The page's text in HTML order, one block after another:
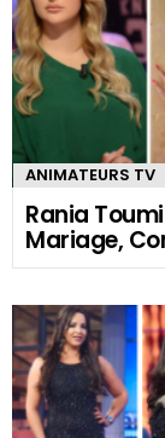
ANIMATEURS TV
Rania
Mariage,